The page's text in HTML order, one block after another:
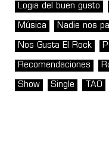
Logia del buen gusto
Música Nadie nos
Nos Gusta El Rock
Recomendaciones
Show Single TAO